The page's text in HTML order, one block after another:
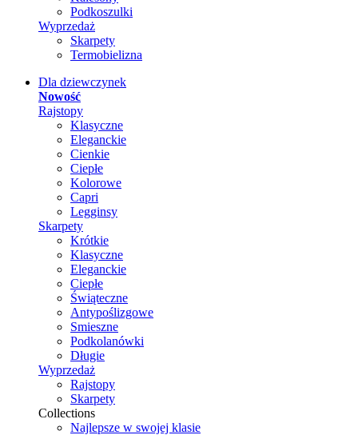
Podkoszulki
Wyprzedaż
Skarpety
Termobielizna
Dla dziewczynek
Nowość
Rajstopy
Klasyczne
Eleganckie
Cienkie
Ciepłe
Kolorowe
Capri
Legginsy
Skarpety
Krótkie
Klasyczne
Eleganckie
Ciepłe
Świąteczne
Antypoślizgowe
Smieszne
Podkolanówki
Długie
Wyprzedaż
Rajstopy
Skarpety
Collections
Najlepsze w swojej klasie